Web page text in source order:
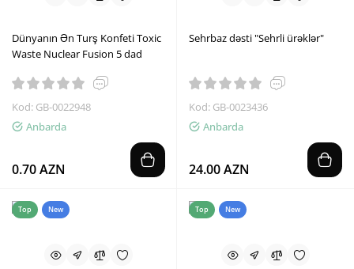
Dünyanın Ən Turş Konfeti Toxic
Waste Nuclear Fusion 5 dad
Kod: GB-0022948
Anbarda
0.70 AZN
Sehrbaz dəsti "Sehrli ürəklər"
Kod: GB-0023436
Anbarda
24.00 AZN
Top New Top New